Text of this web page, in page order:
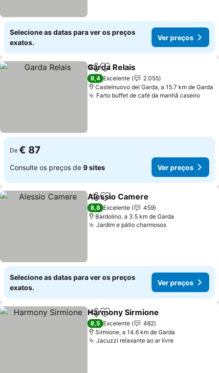
Selecione as datas para ver os preços
exatos.
Ver preços
PartilharAdicionar aos favoritos
Garda Relais
9,4 Excelente
2.055
Castelnuovo del Garda, a 15.7 km de Garda
Farto buffet de café da manhã caseiroVer
De € 87
Consulte os preços de 9 sites Ver preços
PartilharAdicionar aos favoritos
Alessio Camere
8,8 Excelente
459
Bardolino, a 3.5 km de Garda
Jardim e pátio charmososVer preços
Selecione as datas para ver os preços
exatos.
Ver preços
PartilharAdicionar aos favoritos
Harmony Sirmione
8,5 Excelente
482
Sirmione, a 14.6 km de Garda
Jacuzzi relaxante ao ar livreVer preços